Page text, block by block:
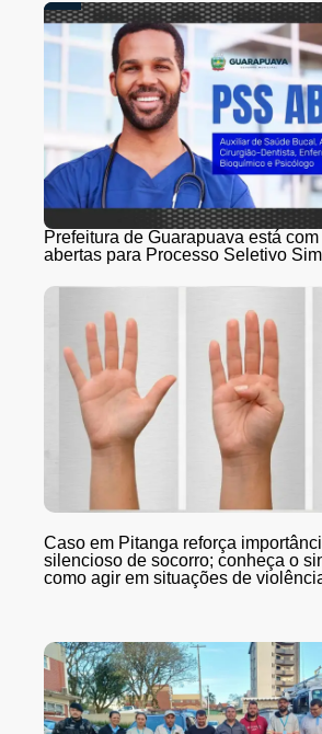
Prefeitura de Guarapuava está
abertas para Processo Seletivo
Caso em Pitanga reforça
silencioso de socorro; conheça o
como agir em situações de